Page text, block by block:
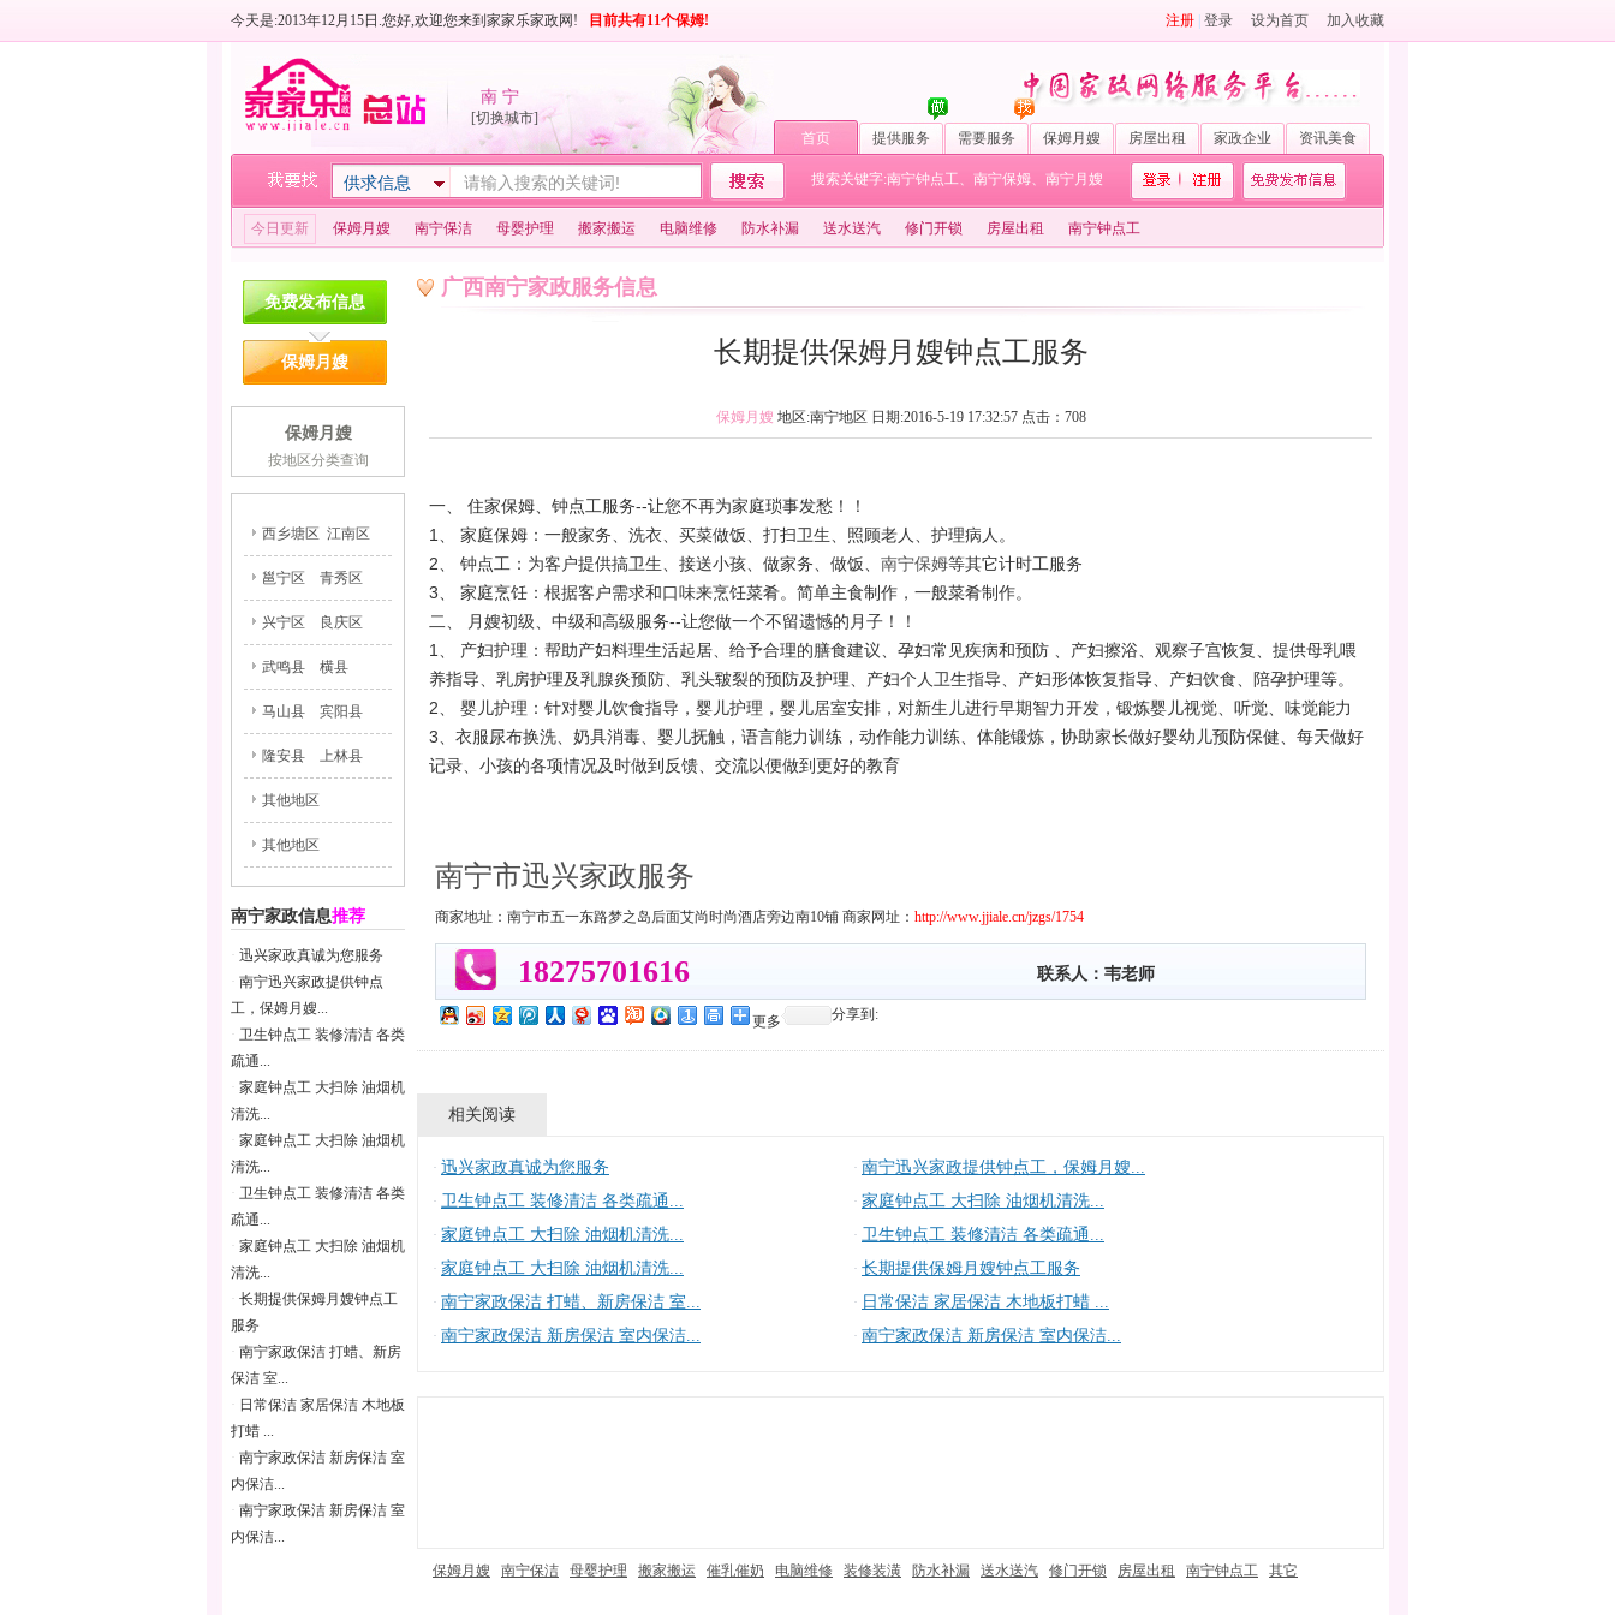
今天是:2013年12月15日.您好,欢迎您来到家家乐家政网! 目前共有11个保姆! 注册 登录 设为首页 加入收藏
南 宁
[切换城市]
首页
提供服务 需要服务 保姆月嫂 房屋出租 家政企业 资讯美食
供求信息 搜索关键字:南宁钟点工、 南宁保姆、 南宁月嫂
今日更新 保姆月嫂 南宁保洁 母婴护理 搬家搬运 电脑维修 防水补漏 送水送汽 修门开锁 房屋出租 南宁钟点工
免费发布信息
保姆月嫂
保姆月嫂
按地区分类查询
西乡塘区 江南区
邕宁区 青秀区
兴宁区 良庆区
武鸣县 横县
马山县 宾阳县
隆安县 上林县
其他地区
其他地区
南宁家政信息推荐
· 迅兴家政真诚为您服务
· 南宁迅兴家政提供钟点
工，保姆月嫂...
· 卫生钟点工 装修清洁 各类
疏通...
· 家庭钟点工 大扫除 油烟机
清洗...
· 家庭钟点工 大扫除 油烟机
清洗...
· 卫生钟点工 装修清洁 各类
疏通...
· 家庭钟点工 大扫除 油烟机
清洗...
· 长期提供保姆月嫂钟点工
服务
· 南宁家政保洁 打蜡、新房
保洁 室...
· 日常保洁 家居保洁 木地板
打蜡 ...
· 南宁家政保洁 新房保洁 室
内保洁...
· 南宁家政保洁 新房保洁 室
内保洁...
广西南宁家政服务信息
长期提供保姆月嫂钟点工服务
保姆月嫂 地区:南宁地区 日期:2016-5-19 17:32:57 点击： 708
一、 住家保姆、钟点工服务--让您不再为家庭琐事发愁！！
1、 家庭保姆：一般家务、洗衣、买菜做饭、打扫卫生、照顾老人、护理病人。
2、 钟点工：为客户提供搞卫生、接送小孩、做家务、做饭、 南宁保姆等其它计时工服务
3、 家庭烹饪：根据客户需求和口味来烹饪菜肴。简单主食制作，一般菜肴制作。
二、 月嫂初级、中级和高级服务--让您做一个不留遗憾的月子！！
1、 产妇护理：帮助产妇料理生活起居、给予合理的膳食建议、孕妇常见疾病和预防 、产妇擦浴、观察子宫恢复、提供母乳喂
养指导、乳房护理及乳腺炎预防、乳头皲裂的预防及护理、产妇个人卫生指导、产妇形体恢复指导、产妇饮食、陪孕护理等。
2、 婴儿护理：针对婴儿饮食指导，婴儿护理，婴儿居室安排，对新生儿进行早期智力开发，锻炼婴儿视觉、听觉、味觉能力
3、衣服尿布换洗、奶具消毒、婴儿抚触，语言能力训练，动作能力训练、体能锻炼，协助家长做好婴幼儿预防保健、每天做好
记录、小孩的各项情况及时做到反馈、交流以便做到更好的教育
南宁市迅兴家政服务
商家地址：南宁市五一东路梦之岛后面艾尚时尚酒店旁边南10铺 商家网址： http://www.jjiale.cn/jzgs/1754
18275701616 联系人：韦老师
分享到:
更多
相关阅读
· 迅兴家政真诚为您服务 · 南宁迅兴家政提供钟点工，保姆月嫂...
· 卫生钟点工 装修清洁 各类疏通... · 家庭钟点工 大扫除 油烟机清洗...
· 家庭钟点工 大扫除 油烟机清洗... · 卫生钟点工 装修清洁 各类疏通...
· 家庭钟点工 大扫除 油烟机清洗... · 长期提供保姆月嫂钟点工服务
· 南宁家政保洁 打蜡、新房保洁 室... · 日常保洁 家居保洁 木地板打蜡 ...
· 南宁家政保洁 新房保洁 室内保洁... · 南宁家政保洁 新房保洁 室内保洁...
保姆月嫂 南宁保洁 母婴护理 搬家搬运 催乳催奶 电脑维修 装修装潢 防水补漏 送水送汽 修门开锁 房屋出租 南宁钟点工 其它